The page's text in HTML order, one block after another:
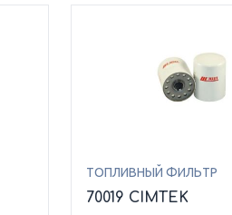
ТОПЛИВНЫЙ ФИЛЬТР
70019 CIMTEK